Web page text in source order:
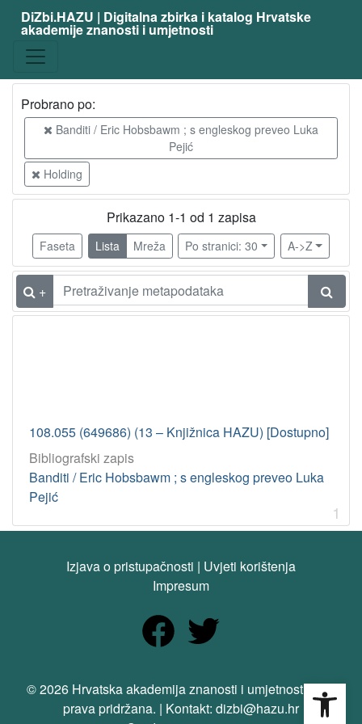
DiZbi.HAZU | Digitalna zbirka i katalog Hrvatske
akademije znanosti i umjetnosti
Probrano po:
Banditi / Eric Hobsbawm ; s engleskog preveo Luka
Pejić
Holding
Prikazano 1-1 od 1 zapisa
Faseta Lista Mreža Po stranici: 30 A->Z
+
108.055 (649686) (13 – Knjižnica HAZU) [Dostupno]
Bibliografski zapis
Banditi / Eric Hobsbawm ; s engleskog preveo Luka
Pejić
1
Izjava o pristupačnosti | Uvjeti korištenja
Impresum
© 2026 Hrvatska akademija znanosti i umjetnosti. Sva
prava pridržana. | Kontakt: dizbi@hazu.hr